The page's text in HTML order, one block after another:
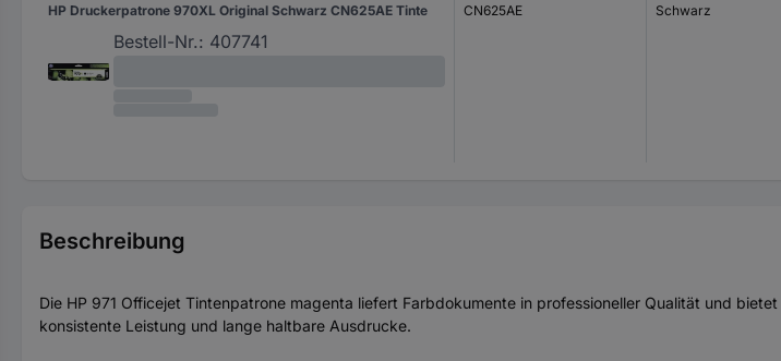
HP Druckerpatrone 970XL Original Schwarz CN625AE Tinte
Bestell-Nr.: 407741
CN625AE Schwarz
Beschreibung
Die HP 971 Officejet Tintenpatrone magenta liefert Farbdokumente in professioneller Qualität und
konsistente Leistung und lange haltbare Ausdrucke.